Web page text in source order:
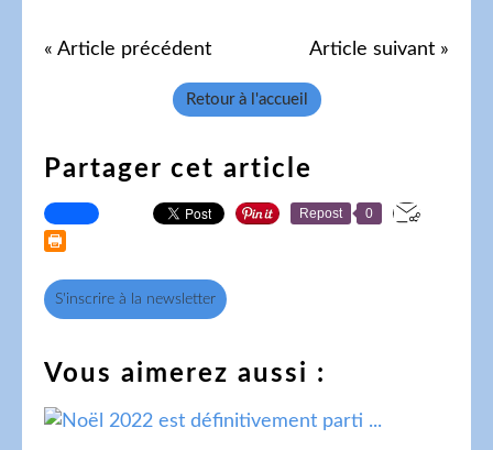
« Article précédent Article suivant »
Retour à l'accueil
Partager cet article
Repost 0
S'inscrire à la newsletter
Vous aimerez aussi :